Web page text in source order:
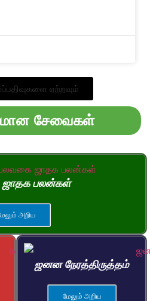
ஏற்றவும்
சேவைகள்
பலன்கள்
அறிய
ஜனன நேரத்திருத்தம்
மேலும் அறிய